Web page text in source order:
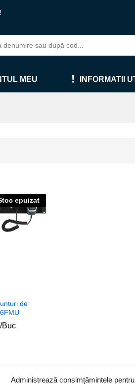
Administrează consimțămintele
MEU INFORMATII
epuizat
de
/Buc